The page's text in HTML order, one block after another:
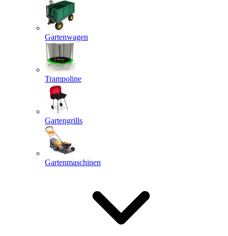
Gartenwagen
Trampoline
Gartengrills
Gartenmaschinen